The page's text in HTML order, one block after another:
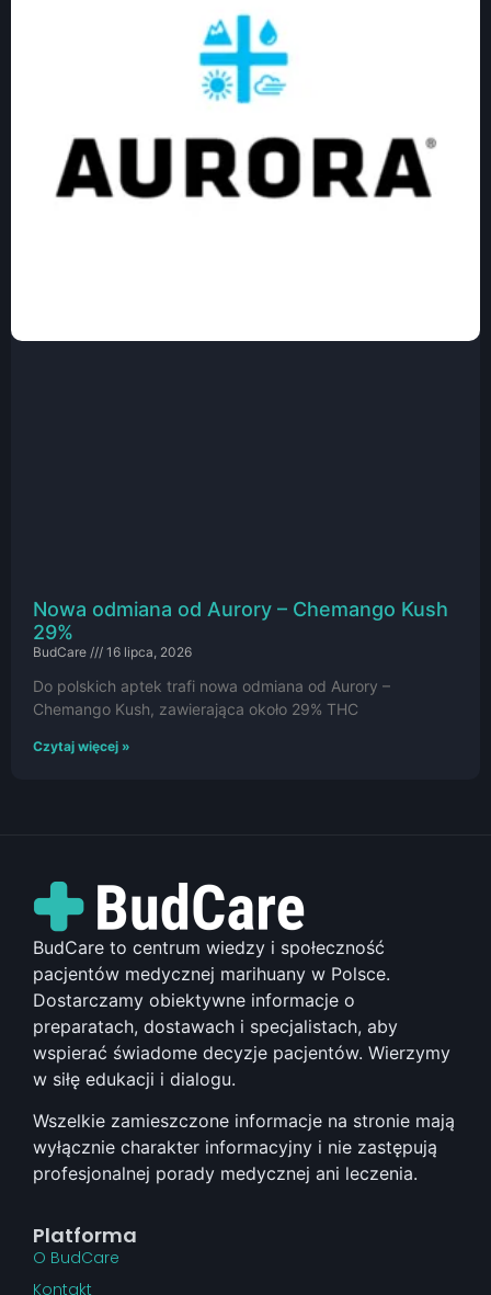
Nowa odmiana od Aurory – Chemango Kush
29%
BudCare 16 lipca, 2026
Do polskich aptek trafi nowa odmiana od Aurory –
Chemango Kush, zawierająca około 29% THC
Czytaj więcej »
BudCare to centrum wiedzy i społeczność
pacjentów medycznej marihuany w Polsce.
Dostarczamy obiektywne informacje o
preparatach, dostawach i specjalistach, aby
wspierać świadome decyzje pacjentów. Wierzymy
w siłę edukacji i dialogu.
Wszelkie zamieszczone informacje na stronie mają
wyłącznie charakter informacyjny i nie zastępują
profesjonalnej porady medycznej ani leczenia.
Platforma
O BudCare
Kontakt